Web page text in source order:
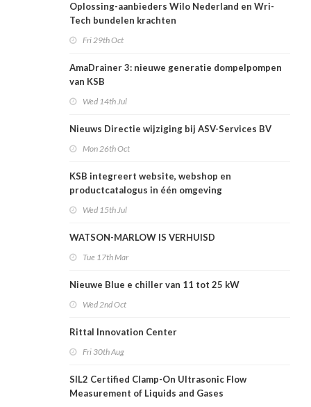
Oplossing-aanbieders Wilo Nederland en Wri-
Tech bundelen krachten
Fri 29th Oct
AmaDrainer 3: nieuwe generatie dompelpompen
van KSB
Wed 14th Jul
Nieuws Directie wijziging bij ASV-Services BV
Mon 26th Oct
KSB integreert website, webshop en
productcatalogus in één omgeving
Wed 15th Jul
WATSON-MARLOW IS VERHUISD
Tue 17th Mar
Nieuwe Blue e chiller van 11 tot 25 kW
Wed 2nd Oct
Rittal Innovation Center
Fri 30th Aug
SIL2 Certified Clamp-On Ultrasonic Flow
Measurement of Liquids and Gases